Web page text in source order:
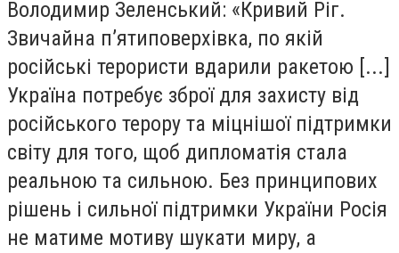
Володимир Зеленський: «Кривий Ріг.
Звичайна п’ятиповерхівка, по якій
російські терористи вдарили ракетою [...]
Україна потребує зброї для захисту від
російського терору та міцнішої підтримки
світу для того, щоб дипломатія стала
реальною та сильною. Без принципових
рішень і сильної підтримки України Росія
не матиме мотиву шукати миру, а